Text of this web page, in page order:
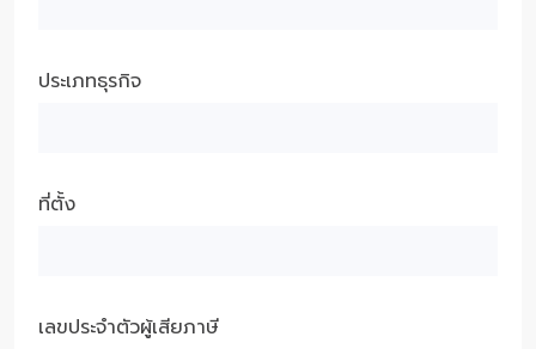
ประเภทธุรกิจ
ที่ตั้ง
เลขประจำตัวผู้เสียภาษี